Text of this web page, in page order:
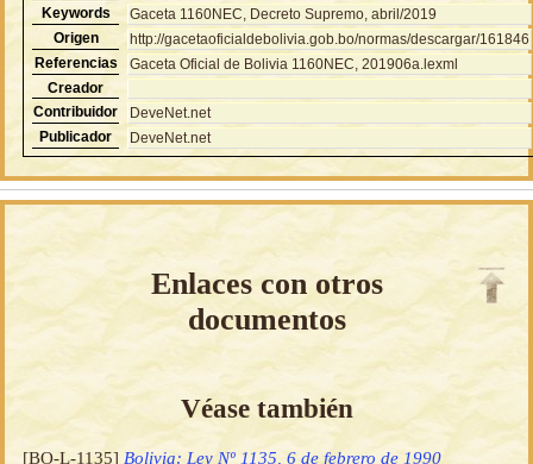
Keywords
Gaceta 1160NEC, Decreto Supremo, abril/2019
Origen
http://gacetaoficialdebolivia.gob.bo/normas/descargar/161846
Referencias
Gaceta Oficial de Bolivia 1160NEC, 201906a.lexml
Creador
Contribuidor
DeveNet.net
Publicador
DeveNet.net
Enlaces con otros
documentos
Véase también
[BO-L-1135]Bolivia: Ley Nº 1135, 6 de febrero de 1990